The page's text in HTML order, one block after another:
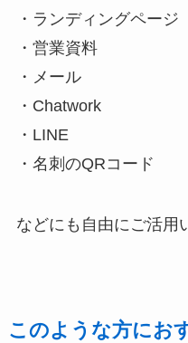
・ランディングページ
・営業資料
・メール
・Chatwork
・LINE
・名刺のQRコード
などにも自由にご活用
このような方にお